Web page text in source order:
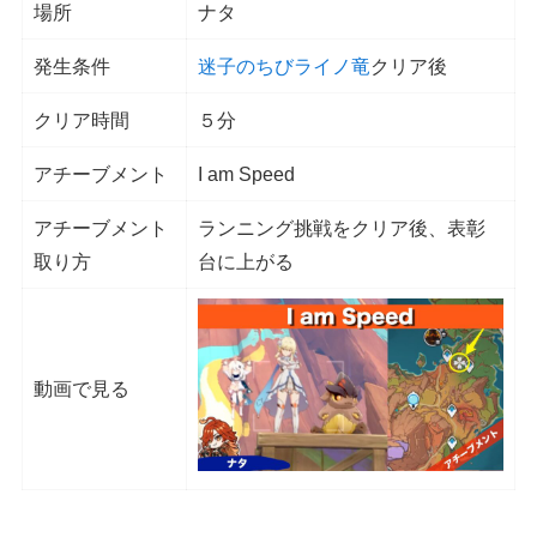
場所 ナタ
発生条件 迷子のちびライノ竜クリア後
クリア時間 ５分
アチーブメント I am Speed
アチーブメント
取り方
ランニング挑戦をクリア後、表彰
台に上がる
動画で見る